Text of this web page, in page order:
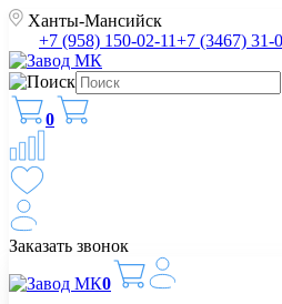
Ханты-Мансийск
+7 (958) 150-02-11+7 (3467) 31-
0
Заказать звонок
0